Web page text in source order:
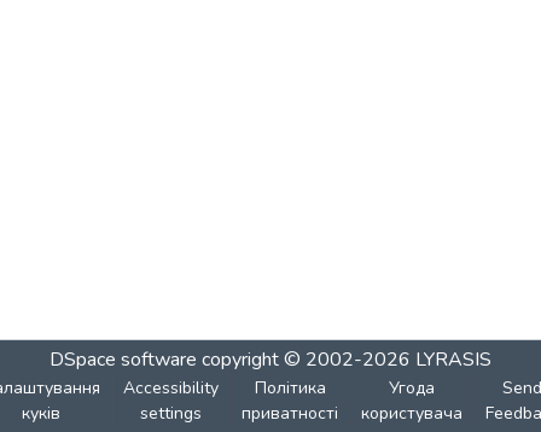
DSpace software copyright © 2002-2026 LYRASIS
куків
Accessibility
settings
Політика
приватності
Угода
користувача
Send